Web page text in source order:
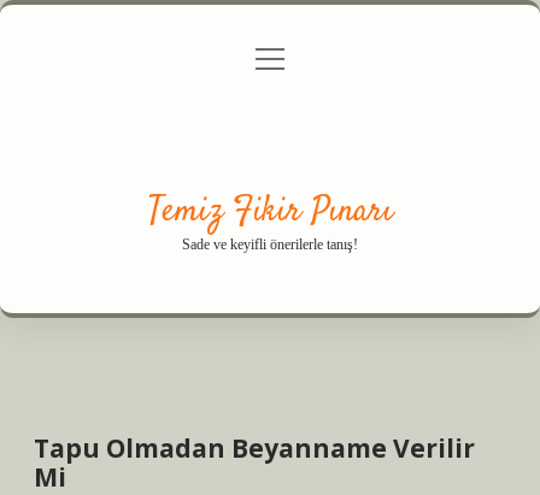
Gizlilik Politikası
menüyü
Temiz Fikir Pınarı
Sade ve keyifli önerilerle tanış!
Tapu Olmadan Beyanname Verilir
Mi